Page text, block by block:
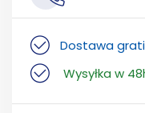
Dostawa
Wysyłka w